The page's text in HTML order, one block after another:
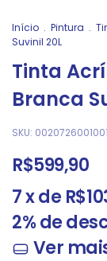
Início . Pintura .
Suvinil 20L
Tinta
Branca
SKU: 0020726001001
R$599,90
7x de
2% de
Ver